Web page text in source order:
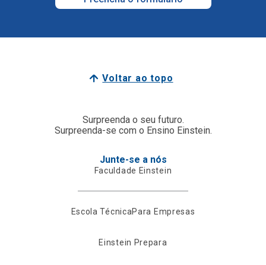
Voltar ao topo
Surpreenda o seu futuro.
Surpreenda-se com o Ensino Einstein.
Junte-se a nós
Faculdade Einstein
Escola TécnicaPara Empresas
Einstein Prepara